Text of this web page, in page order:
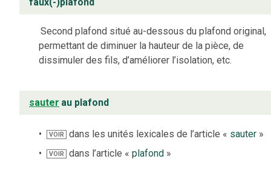
Second plafond situé au-dessous du plafond original,
permettant de diminuer la hauteur de la pièce, de
dissimuler des fils, d’améliorer l’isolation, etc.
sauter au plafond
VOIR dans les unités lexicales de l’article « sauter »
VOIR dans l’article «plafond »